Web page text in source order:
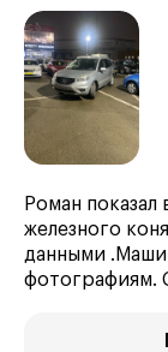
Роман
железного
данными
фотографиям.